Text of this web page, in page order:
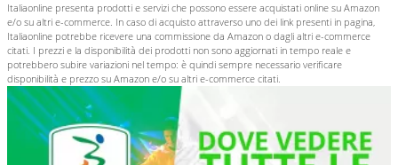
Italiaonline presenta prodotti e servizi che possono essere acquistati online su Amazon
e/o su altri e-commerce. In caso di acquisto attraverso uno dei link presenti in pagina,
Italiaonline potrebbe ricevere una commissione da Amazon o dagli altri e-commerce
citati. I prezzi e la disponibilità dei prodotti non sono aggiornati in tempo reale e
potrebbero subire variazioni nel tempo: è quindi sempre necessario verificare
disponibilità e prezzo su Amazon e/o su altri e-commerce citati.